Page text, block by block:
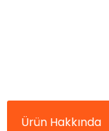
Ürün Hakkında